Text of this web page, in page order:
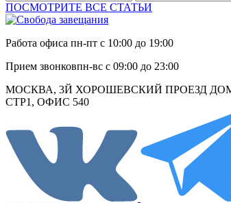
ПОСМОТРИТЕ ВСЕ СТАТЬИ
Работа офиса пн-пт с 10:00 до 19:00
Прием звонковпн-вс с 09:00 до 23:00
МОСКВА, 3Й ХОРОШЕВСКИЙ ПРОЕЗД
СТР1, ОФИС 540